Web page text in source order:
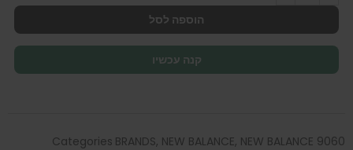
הוספה לסל
קנה עכשיו
Categories BRANDS, NEW BALANCE, NEW BALANCE 9060